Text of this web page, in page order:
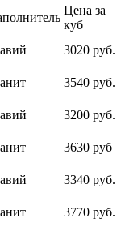
Цена за
куб
3020 руб.
3540 руб.
3200 руб.
3630 руб
3340 руб.
3770 руб.